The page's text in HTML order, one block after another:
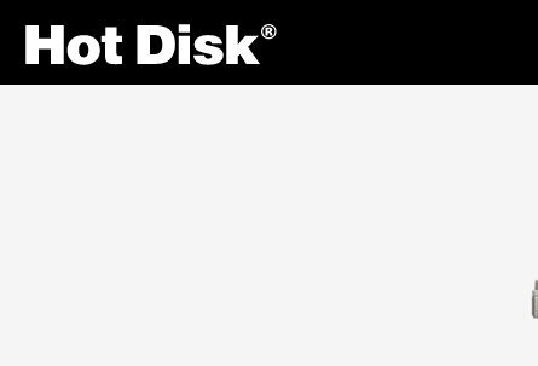
Site Navigation